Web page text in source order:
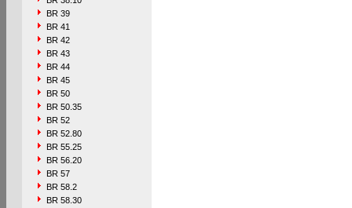
BR 39
BR 41
BR 42
BR 43
BR 44
BR 45
BR 50
BR 50.35
BR 52
BR 52.80
BR 55.25
BR 56.20
BR 57
BR 58.2
BR 58.30